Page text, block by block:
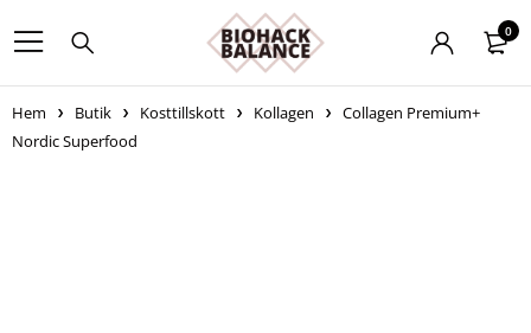
0
Hem Butik Kosttillskott Kollagen
Collagen Premium+
Nordic Superfood